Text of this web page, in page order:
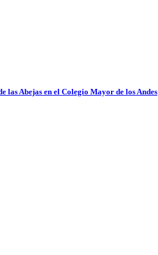
las Abejas en el Colegio Mayor de los Andes